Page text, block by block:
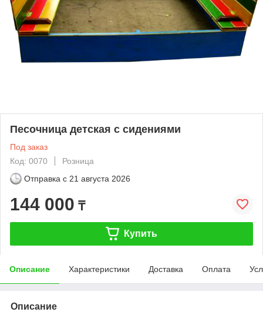
Песочница детская с сидениями
Под заказ
Код: 0070
Розница
Отправка с 21 августа 2026
144 000 ₸
Купить
Описание Характеристики Доставка Оплата
Описание